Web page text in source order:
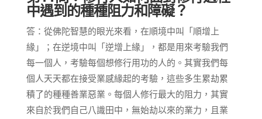
中遇到的種種阻力和障礙？
答：從佛陀智慧的眼光來看，在順境中叫「順增上
緣」；在逆境中叫「逆增上緣」，都是用來考驗我們
每一個人，考驗每個想修行用功的人的。其實我們每
個人天天都在接受業感緣起的考驗，這些多生累劫累
積了的種種善業惡業。每個人修行最大的阻力，其實
來自於我們自己八識田中，無始劫以來的業力，且業